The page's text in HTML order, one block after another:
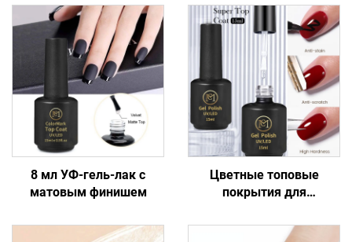
8 мл УФ-гель-лак с
матовым финишем
Цветные топовые
покрытия для